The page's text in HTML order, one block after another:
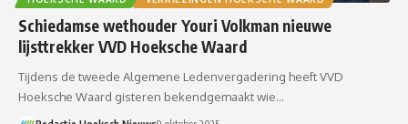
Schiedamse wethouder Youri Volkman nieuwe
lijsttrekker VVD Hoeksche Waard
Tijdens de tweede Algemene Ledenvergadering heeft VVD
Hoeksche Waard gisteren bekendgemaakt wie…